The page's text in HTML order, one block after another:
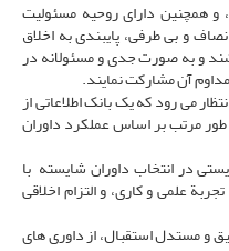
همچنین دارای روحیه مسئولیت
و بی طرفی، پایبندی به اخلاق
و به صورت جدی و مسئولانه در
آن مشارکت نمایند.
می رود که یک بانک اطلاعاتی از
طور مرتب بر اساس عملکرد داوران
در انتخاب داوران شایسته با
علمی و کاری، و التزام اخلاقی
و مستدل استقبال، از داوری­ های